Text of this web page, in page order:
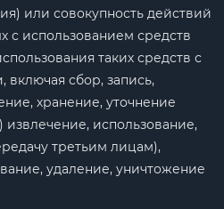
или совокупность действий
с использованием средств
таких средств с
сбор, запись,
хранение, уточнение
использование,
третьим лицам),
удаление, уничтожение